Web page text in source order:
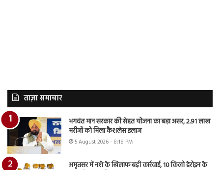
ताज़ा समाचार
भगवंत मान सरकार की सेहत योजना का बड़ा असर, 2.91 लाख
मरीजों को मिला कैशलेस इलाज
5 August 2026 - 8:18 PM
अमृतसर में नशे के खिलाफ बड़ी कार्रवाई, 10 किलो हेरोइन के